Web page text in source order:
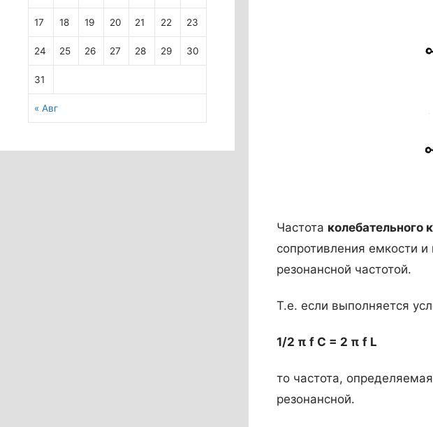
Частота колебательного
сопротивления емкости
резонансной частотой.
Т.е. если выполняется
1/2 π f С = 2 π f L
то частота,
резонансной.
« Авг
17 18 19 20 21 22 23
24 25 26 27 28 29 30
31